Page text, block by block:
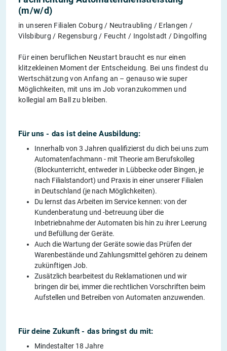
(m/w/d)
in unseren Filialen Coburg / Neutraubling / Erlangen /
Vilsbiburg / Regensburg / Feucht / Ingolstadt / Dingolfing
Für einen beruflichen Neustart braucht es nur einen
klitzekleinen Moment der Entscheidung. Bei uns findest du
Wertschätzung von Anfang an – genauso wie super
Möglichkeiten, mit uns im Job voranzukommen und
kollegial am Ball zu bleiben.
Für uns - das ist deine Ausbildung:
Innerhalb von 3 Jahren qualifizierst du dich bei uns zum
Automatenfachmann - mit Theorie am Berufskolleg
(Blockunterricht, entweder in Lübbecke oder Bingen, je
nach Filialstandort) und Praxis in einer unserer Filialen
in Deutschland (je nach Möglichkeiten).
Du lernst das Arbeiten im Service kennen: von der
Kundenberatung und -betreuung über die
Inbetriebnahme der Automaten bis hin zu ihrer Leerung
und Befüllung der Geräte.
Auch die Wartung der Geräte sowie das Prüfen der
Warenbestände und Zahlungsmittel gehören zu deinem
zukünftigen Job.
Zusätzlich bearbeitest du Reklamationen und wir
bringen dir bei, immer die rechtlichen Vorschriften beim
Aufstellen und Betreiben von Automaten anzuwenden.
Für deine Zukunft - das bringst du mit:
Mindestalter 18 Jahre